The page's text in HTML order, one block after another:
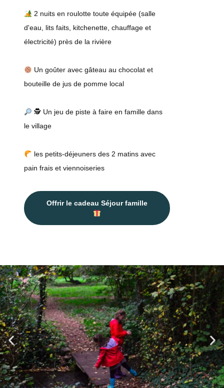
2 nuits en roulotte toute équipée (salle
d'eau, lits faits, kitchenette, chauffage et
électricité) près de la rivière
Un goûter avec gâteau au chocolat et
bouteille de jus de pomme local
🕵 Un jeu de piste à faire en famille dans
le village
les petits-déjeuners des 2 matins avec
pain frais et viennoiseries
Offrir le cadeau Séjour famille